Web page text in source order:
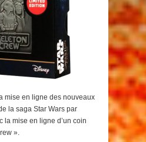
mise en ligne des nouveaux
la saga Star Wars par
la mise en ligne d’un coin
».